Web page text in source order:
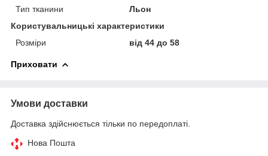
Тип тканини
Льон
Користувальницькі характеристики
Розміри
від 44 до 58
Приховати
Умови доставки
Доставка здійснюється тільки по передоплаті.
Нова Пошта